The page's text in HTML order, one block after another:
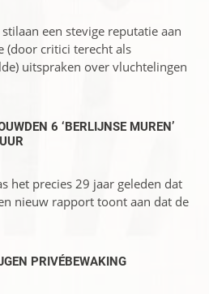
een stevige reputatie aan
(door critici terecht als
uitspraken over vluchtelingen
6 ‘BERLIJNSE MUREN’
het precies 29 jaar geleden dat
nieuw rapport toont aan dat de
PRIVÉBEWAKING